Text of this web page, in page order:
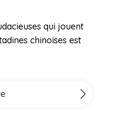
qui jouent
chinoises est